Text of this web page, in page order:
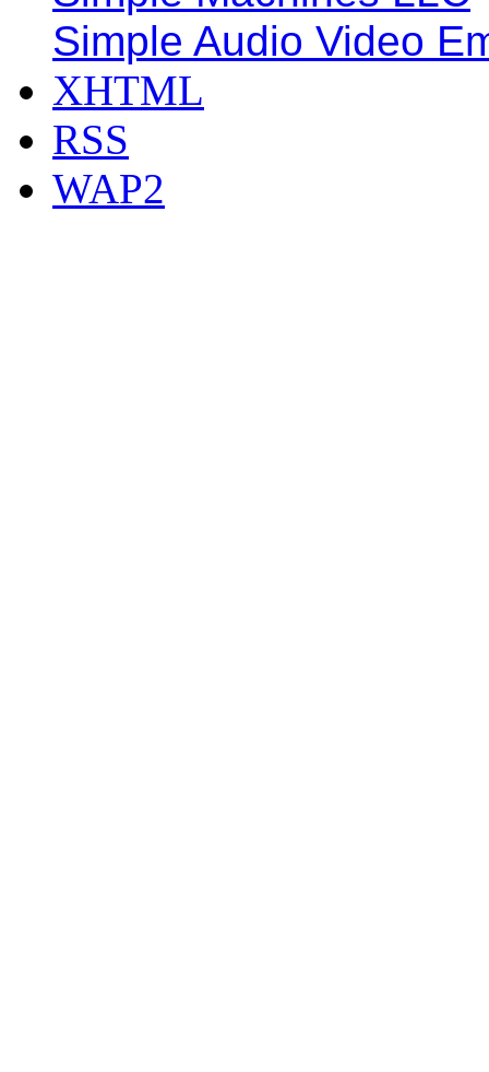
Simple Audio Video
XHTML
RSS
WAP2